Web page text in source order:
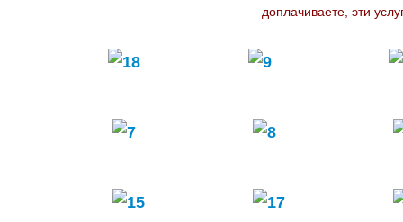
доплачиваете, эти